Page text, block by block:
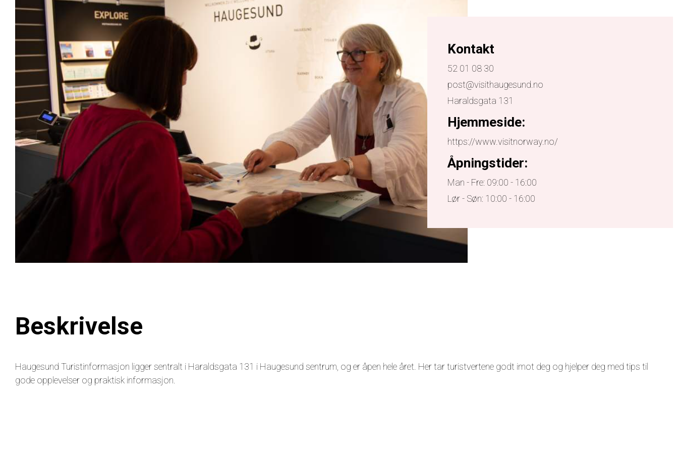
Kontakt
52 01 08 30
post@visithaugesund.no
Haraldsgata 131
Hjemmeside:
https://www.visitnorway.no/
Åpningstider:
Man - Fre: 09:00 - 16:00
Lør - Søn: 10:00 - 16:00
Beskrivelse
Haugesund Turistinformasjon ligger sentralt i Haraldsgata 131 i Haugesund sentrum, og er åpen hele året. Her tar turistvertene godt imot deg og hjelper deg med tips til
gode opplevelser og praktisk informasjon.